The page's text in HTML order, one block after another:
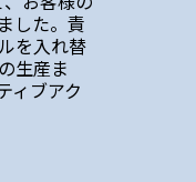
した。責
を入れ替
生産ま
ィブアク